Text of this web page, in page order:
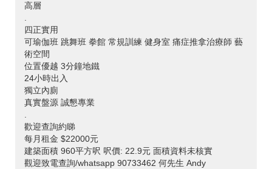
高層
.
四正實用
可瑜伽班 跳舞班 拳館 常規訓練 健身室 痛症推拿治療師 藝
術空間
位置優越 3分鐘地鐵
24小時出入
獨立內廁
真實盤源 誠懇專業
.
歡迎查詢約睇
每月租金 $22000元
建築面積 960平方呎 呎價: 22.9元 面積資料未核實
觀迎致電查詢/whatsapp 90733462 何先生 Andy